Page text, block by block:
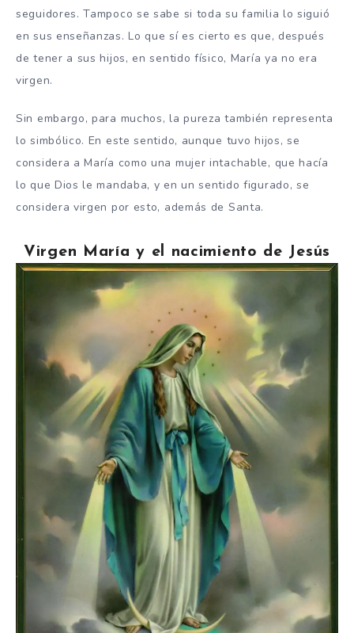
seguidores. Tampoco se sabe si toda su familia lo siguió
en sus enseñanzas. Lo que sí es cierto es que, después
de tener a sus hijos, en sentido físico, María ya no era
virgen.
Sin embargo, para muchos, la pureza también representa
lo simbólico. En este sentido, aunque tuvo hijos, se
considera a María como una mujer intachable, que hacía
lo que Dios le mandaba, y en un sentido figurado, se
considera virgen por esto, además de Santa.
Virgen María y el nacimiento de Jesús